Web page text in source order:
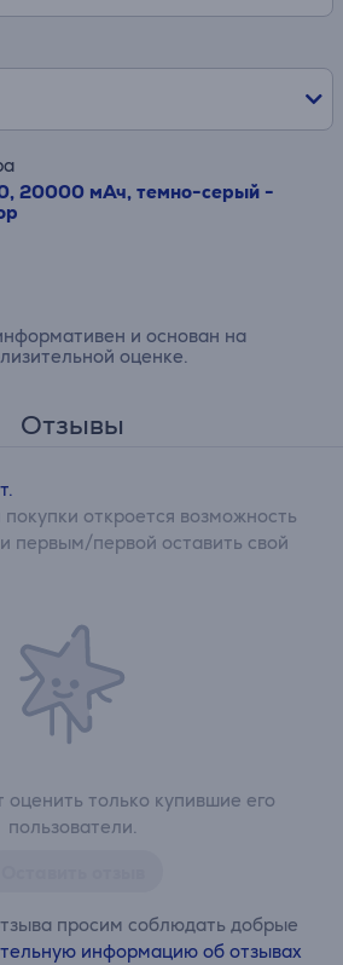
20000 мАч, темно-серый -
и основан на
оценке.
Отзывы
оценить только купившие его
пользователи.
просим соблюдать добрые
информацию об отзывах
откроется возможность
первым/первой оставить свой